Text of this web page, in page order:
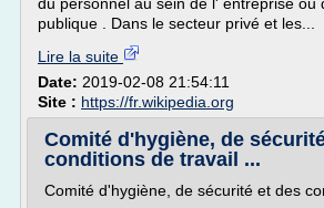
publique . Dans le secteur privé et les...
Lire la suite
Date: 2019-02-08 21:54:11
Site : https://fr.wikipedia.org
Comité d'hygiène, de
conditions de travail ...
Comité d'hygiène, de sécurité et des